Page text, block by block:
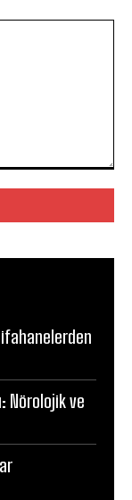
Nörolojik ve